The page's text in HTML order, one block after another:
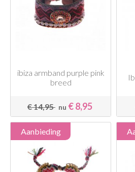
ibiza armband purple pink
breed
€ 14,95 nu € 8,95
Aanbieding